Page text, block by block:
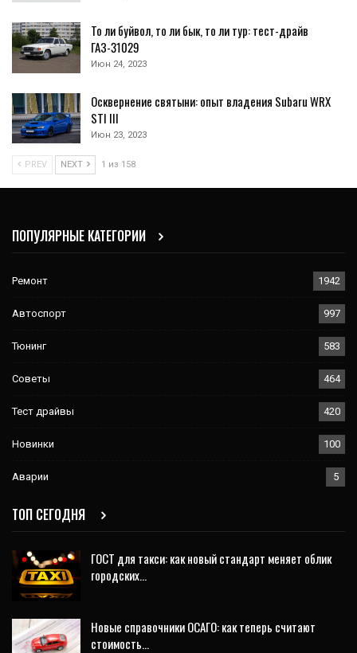
То ли буйвол, то ли бык, то ли тур: тест-драйв
ГАЗ-31029
Июн 24, 2023
Осквернение святыни: опыт владения Subaru WRX
STI III
Июн 23, 2023
PREV NEXT 1 из 158
ПОПУЛЯРНЫЕ КАТЕГОРИИ
Ремонт 1942
Автоспорт 997
Тюнинг 583
Советы 464
Тест драйвы 420
Новинки 100
Аварии 5
ТОП СЕГОДНЯ
ГОСТ для такси: как новый стандарт меняет облик
городских…
Новые справочники ОСАГО: как теперь считают
стоимость…